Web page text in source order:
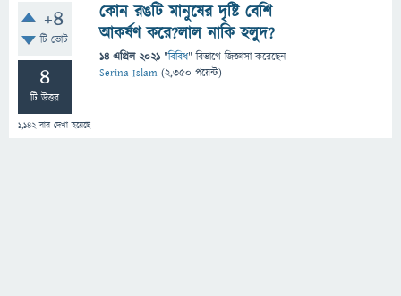
+4
টি ভোট
4
টি উত্তর
1,142বার দেখা হয়েছে
কোন রঙটি মানুষের দৃষ্টি বেশি
আকর্ষণ করে?লাল নাকি হলুদ?
14 এপ্রিল 2021 "বিবিধ" বিভাগে জিজ্ঞাসাকরেছেন
Serina Islam (2,350 পয়েন্ট)